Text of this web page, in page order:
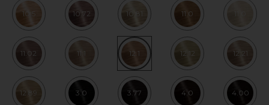
10.5 10.72 10.81 11.0
11.02 11.1 12.1 12.12 12.21
12.89 3.0 3.77 4.0 4.00